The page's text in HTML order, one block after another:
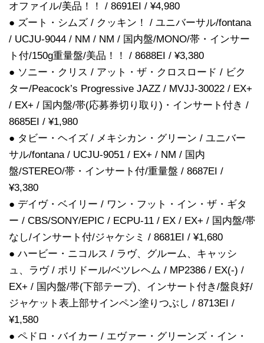
オファイル/美品！！ / 8691EI / ¥4,980
● ズート・シムズ / クッキン！ / ユニバーサル/fontana
/ UCJU-9044 / NM / NM / 国内盤/MONO/帯・インサー
ト付/150g重量盤/美品！！ / 8688EI / ¥3,380
● ソニー・クリス / アット・ザ・クロスロード / ビク
ター/Peacock’s Progressive JAZZ / MVJJ-30022 / EX+
/ EX+ / 国内盤/帯(応募券切り取り)・インサート付き /
8685EI / ¥1,980
● タビー・ヘイズ / メキシカン・グリーン / ユニバー
サル/fontana / UCJU-9051 / EX+ / NM / 国内
盤/STEREO/帯・インサート付/重量盤 / 8687EI /
¥3,380
● デイヴ・ベイリー / ワン・フット・イン・ザ・ギタ
ー / CBS/SONY/EPIC / ECPU-11 / EX / EX+ / 国内盤/帯
なし/インサート付/ジャケシミ / 8681EI / ¥1,680
● ハービー・ニコルス / ラヴ、グルーム、キャッシ
ュ、ラヴ / ポリドール/ベツレヘム / MP2386 / EX(-) /
EX+ / 国内盤/帯(下部テープ)、インサート付き/盤良好/
ジャケット表上部サインペン塗りつぶし / 8713EI /
¥1,580
● ペドロ・バイカー / エヴァー・グリーンズ・イン・